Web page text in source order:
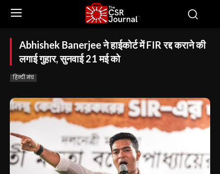
Abhishek Banerjee ने हाईकोर्ट में FIR रद्द कराने की
लगाई गुहार, सुनवाई 21 मई को
हिन्दी मंच